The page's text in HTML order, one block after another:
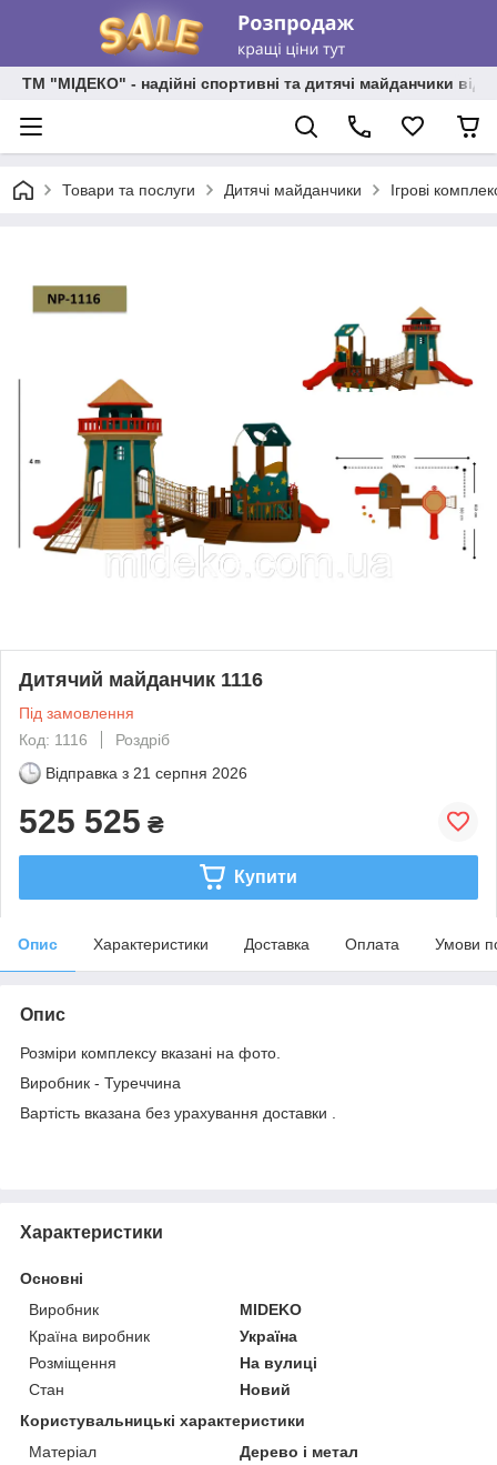
ТМ "МІДЕКО" - надійні спортивні та дитячі майданчики від
Товари та послуги Дитячі майданчики Ігрові
Дитячий майданчик 1116
Під замовлення
Код: 1116
Роздріб
Відправка з 21 серпня 2026
525 525 ₴
Купити
Опис Характеристики Доставка Оплата Умови
Опис
Розміри комплексу вказані на фото.
Виробник - Туреччина
Вартість вказана без урахування доставки .
Характеристики
Основні
Виробник
MIDEKO
Країна виробник
Україна
Розміщення
На вулиці
Стан
Новий
Користувальницькі характеристики
Матеріал
Дерево і метал